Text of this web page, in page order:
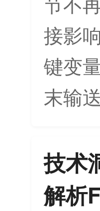
接影
键变
末输
技术
解析